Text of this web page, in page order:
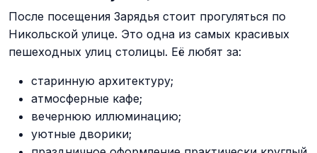
После посещения Зарядья стоит прогуляться по
Никольской улице. Это одна из самых красивых
пешеходных улиц столицы. Её любят за:
старинную архитектуру;
атмосферные кафе;
вечернюю иллюминацию;
уютные дворики;